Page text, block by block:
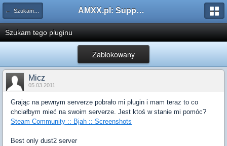
← Szukam pluginu AMXX.pl: Support AMX Mod X i SourceMod
Szukam tego pluginu
Zablokowany
Micz
05.03.2011
Grając na pewnym serverze pobrało mi plugin i mam teraz to co
chciałbym mieć na swoim serverze. Jest ktoś w stanie mi pomóc?
Steam Community :: Bjah :: Screenshots
Best only dust2 server